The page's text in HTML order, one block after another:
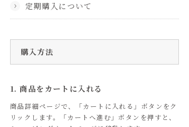
定期購入について
購入方法
1. 商品をカートに入れる
商品詳細ページで、「カートに入れる」ボタンをク
リックします。「カートへ進む」ボタンを押すと、